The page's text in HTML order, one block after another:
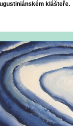
klášteře.